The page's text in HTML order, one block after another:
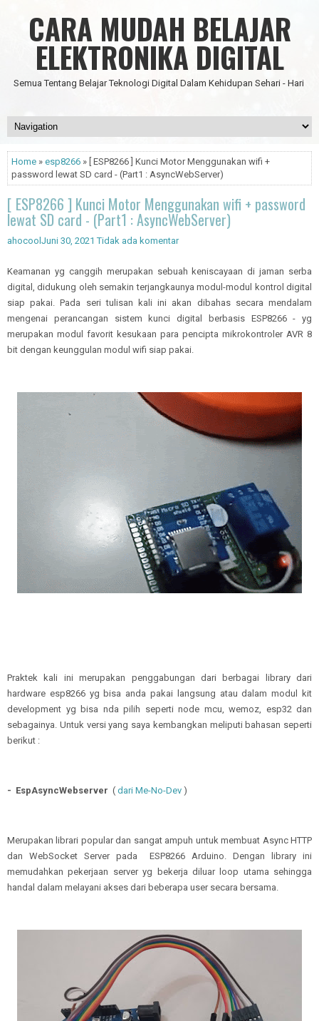
CARA MUDAH BELAJAR
ELEKTRONIKA DIGITAL
Semua Tentang Belajar Teknologi Digital Dalam Kehidupan Sehari - Hari
Home » esp8266 » [ ESP8266 ] Kunci Motor Menggunakan wifi +
password lewat SD card - (Part1 : AsyncWebServer)
[ ESP8266 ] Kunci Motor Menggunakan wifi + password
lewat SD card - (Part1 : AsyncWebServer)
ahocool Juni 30, 2021 Tidak ada komentar
Keamanan yg canggih merupakan sebuah keniscayaan di jaman serba
digital, didukung oleh semakin terjangkaunya modul-modul kontrol digital
siap pakai. Pada seri tulisan kali ini akan dibahas secara mendalam
mengenai perancangan sistem kunci digital berbasis ESP8266 - yg
merupakan modul favorit kesukaan para pencipta mikrokontroler AVR 8
bit dengan keunggulan modul wifi siap pakai.
Praktek kali ini merupakan penggabungan dari berbagai library dari
hardware esp8266 yg bisa anda pakai langsung atau dalam modul kit
development yg bisa nda pilih seperti node mcu, wemoz, esp32 dan
sebagainya. Untuk versi yang saya kembangkan meliputi bahasan seperti
berikut :
- EspAsyncWebserver ( dari Me-No-Dev )
Merupakan librari popular dan sangat ampuh untuk membuat Async HTTP
dan WebSocket Server pada ESP8266 Arduino. Dengan library ini
memudahkan pekerjaan server yg bekerja diluar loop utama sehingga
handal dalam melayani akses dari beberapa user secara bersama.